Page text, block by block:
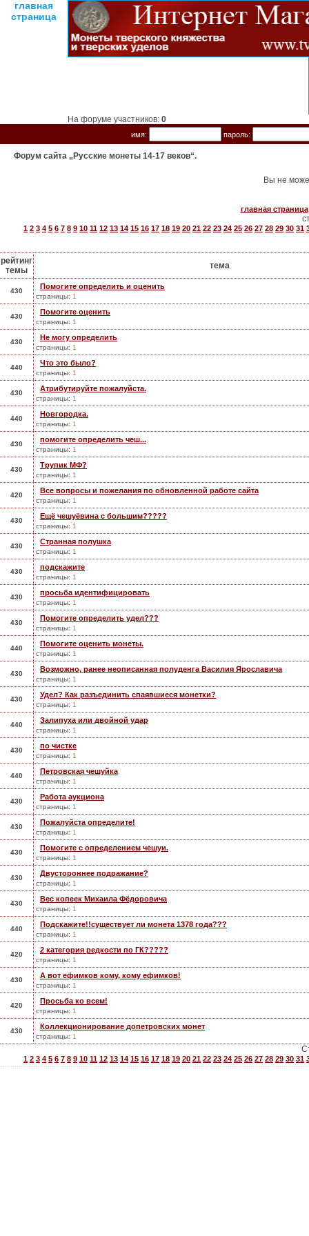
главная
страница
На форуме участников: 0
имя: пароль:
Форум сайта „Русские монеты 14-17 веков“.
Вы не
главная страница
1 2 3 4 5 6 7 8 9 10 11 12 13 14 15 16 17 18 19 20 21 22 23 24 25 26 27 28 29 30 31
рейтинг
темы
тема
430
Помогите определить и оценить
страницы: 1
430
Помогите оценить
страницы: 1
430
Не могу определить
страницы: 1
440
Что это было?
страницы: 1
430
Атрибутируйте пожалуйста.
страницы: 1
440
Новгородка.
страницы: 1
430
помогите определить чеш...
страницы: 1
430
Трупик МФ?
страницы: 1
420
Все вопросы и пожелания по обновленной работе сайта
страницы: 1
430
Ещё чешуёвина с большим?????
страницы: 1
430
Странная полушка
страницы: 1
430
подскажите
страницы: 1
430
просьба идентифицировать
страницы: 1
430
Помогите определить удел???
страницы: 1
440
Помогите оценить монеты.
страницы: 1
430
Возможно, ранее неописанная полуденга Василия Ярославича
страницы: 1
430
Удел? Как разъединить спаявшиеся монетки?
страницы: 1
440
Залипуха или двойной удар
страницы: 1
430
по чистке
страницы: 1
440
Петровская чешуйка
страницы: 1
430
Работа аукциона
страницы: 1
430
Пожалуйста определите!
страницы: 1
430
Помогите с определением чешуи.
страницы: 1
430
Двустороннее подражание?
страницы: 1
430
Вес копеек Михаила Фёдоровича
страницы: 1
440
Подскажите!!существует ли монета 1378 года???
страницы: 1
420
2 категория редкости по ГК?????
страницы: 1
430
А вот ефимков кому, кому ефимков!
страницы: 1
420
Просьба ко всем!
страницы: 1
430
Коллекционирование допетровских монет
страницы: 1
1 2 3 4 5 6 7 8 9 10 11 12 13 14 15 16 17 18 19 20 21 22 23 24 25 26 27 28 29 30 31